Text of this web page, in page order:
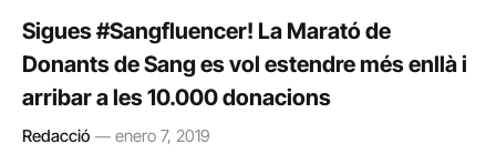
Sigues #Sangfluencer! La Marató de
Donants de Sang es vol estendre més enllà i
arribar a les 10.000 donacions
Redacció enero 7, 2019